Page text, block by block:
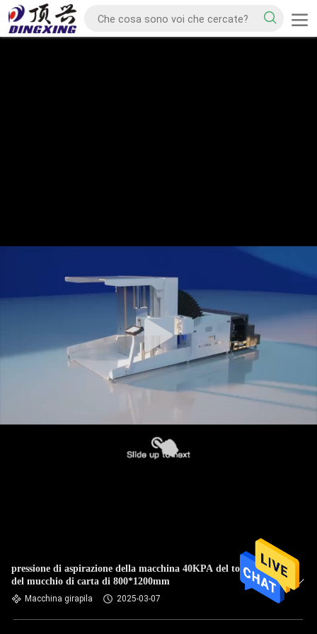
pressione di aspirazione della macchina 40KPA del tornitore
del mucchio di carta di 800*1200mm
Macchina girapila 2025-03-07